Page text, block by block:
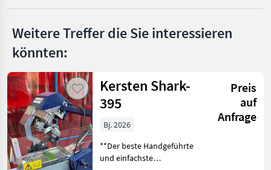
Weitere Treffer die Sie interessieren
könnten:
Kersten Shark-
395
Preis
auf
Anfrage
Bj. 2026
**Der beste Handgeführte
und einfachste